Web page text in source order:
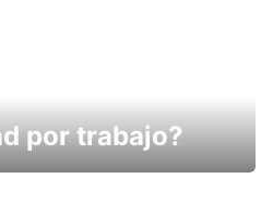
por trabajo?